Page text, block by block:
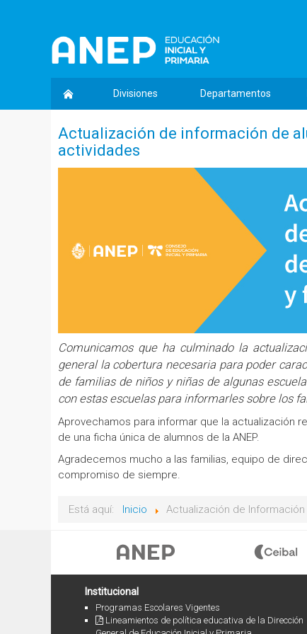
Divisiones Departamentos
Actualización de información de
actividades
Comunicamos que ha culminado la
general la cobertura necesaria para poder
de familias de niños y niñas de algunas
con estas escuelas para informarles sobre los
Aprovechamos para informar que la actualización
de una ficha única de alumnos de la ANEP.
Agradecemos mucho a las familias, equipo de
compromiso de siempre.
Está aquí: Inicio Actualización de Información
Institucional
Programas Escolares Vigentes
Lineamientos de política educativa de la Dirección